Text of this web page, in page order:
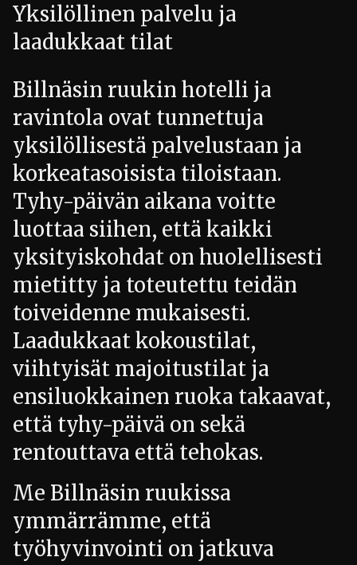
Yksilöllinen palvelu ja
laadukkaat tilat
Billnäsin ruukin hotelli ja
ravintola ovat tunnettuja
yksilöllisestä palvelustaan ja
korkeatasoisista tiloistaan.
Tyhy-päivän aikana voitte
luottaa siihen, että kaikki
yksityiskohdat on huolellisesti
mietitty ja toteutettu teidän
toiveidenne mukaisesti.
Laadukkaat kokoustilat,
viihtyisät majoitustilat ja
ensiluokkainen ruoka takaavat,
että tyhy-päivä on sekä
rentouttava että tehokas.
Me Billnäsin ruukissa
ymmärrämme, että
työhyvinvointi on jatkuva